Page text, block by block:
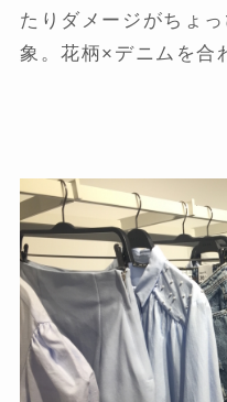
たりダメージがちょ
象。花柄×デニムを合